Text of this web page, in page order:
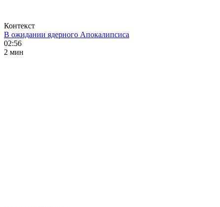
Контекст
В ожидании ядерного Апокалипсиса
02:56
2 мин